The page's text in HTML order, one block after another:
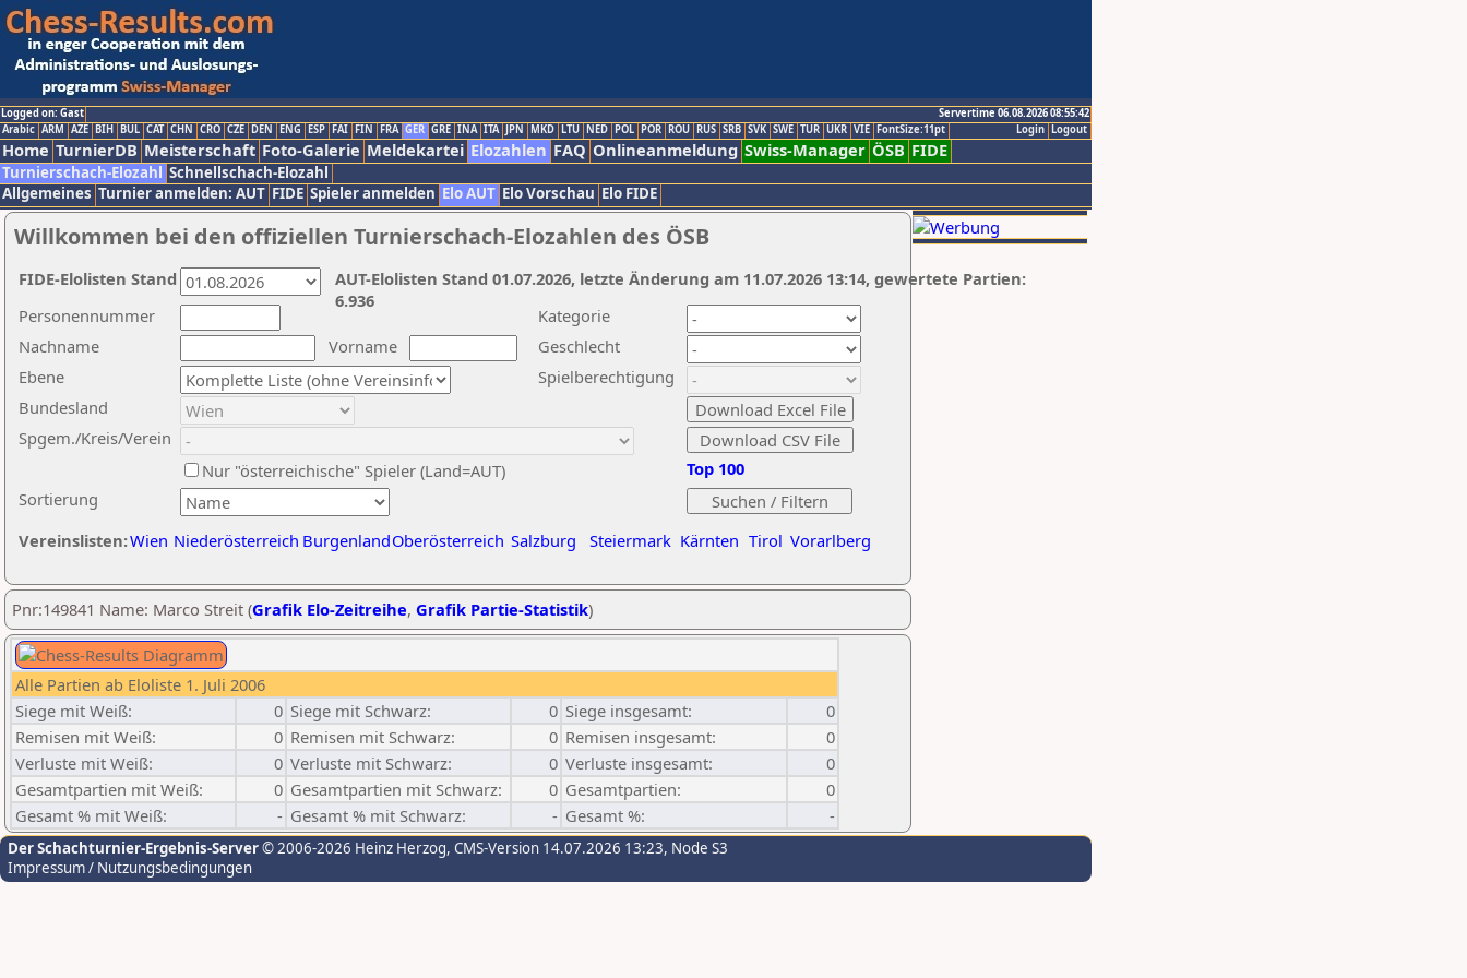
Logged on: Gast
Servertime 06.08.2026 08:55:42
Logout
Login
Arabic ARM AZE BIH BUL CAT CHN CRO CZE DEN ENG ESP FAI FIN FRA GER GRE INA ITA JPN MKD LTU NED POL POR ROU RUS SRB SVK SWE TUR UKR VIE FontSize:11pt
Home TurnierDB Meisterschaft Foto-Galerie Meldekartei Elozahlen FAQ Onlineanmeldung Swiss-Manager ÖSB FIDE
Turnierschach-Elozahl Schnellschach-Elozahl
Allgemeines Turnier anmelden: AUT FIDE Spieler anmelden Elo AUT Elo Vorschau Elo FIDE
Willkommen bei den offiziellen Turnierschach-Elozahlen des ÖSB
Nachname
Vorname
Ebene
Kategorie
Sortierung
Personennummer
Bundesland
Spgem./Kreis/Verein
Geschlecht
Nur "österreichische" Spieler (Land=AUT)
Spielberechtigung
Vereinslisten:Wien Niederösterreich BurgenlandOberösterreich Salzburg Steiermark Kärnten Tirol Vorarlberg
Top 100
AUT-Elolisten Stand 01.07.2026, letzte Änderung am 11.07.2026 13:14, gewertete Partien:
6.936
FIDE-Elolisten Stand
Pnr:149841 Name: Marco Streit (Grafik Elo-Zeitreihe, Grafik Partie-Statistik)
Alle Partien ab Eloliste 1. Juli 2006
Siege mit Weiß:
0 Siege mit Schwarz: 0 Siege insgesamt:
0
Remisen mit Weiß:
0 Remisen mit Schwarz: 0 Remisen insgesamt:
0
Verluste mit Weiß:
0 Verluste mit Schwarz: 0 Verluste insgesamt:
0
Gesamtpartien mit Weiß:
0 Gesamtpartien mit Schwarz: 0 Gesamtpartien:
0
Gesamt % mit Weiß:
- Gesamt % mit Schwarz: - Gesamt %: -
Der Schachturnier-Ergebnis-Server© 2006-2026 Heinz Herzog, CMS-Version 14.07.2026 13:23, Node S3
Impressum / Nutzungsbedingungen